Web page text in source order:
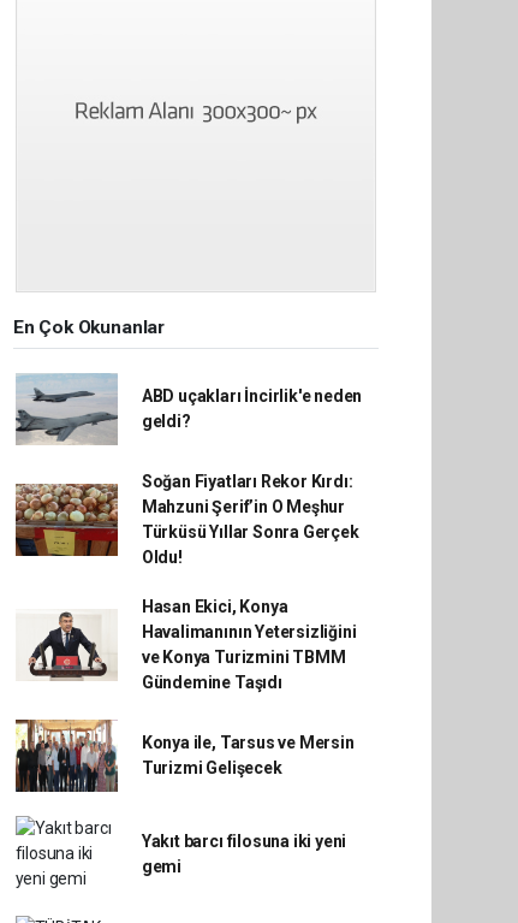
En Çok Okunanlar
ABD uçakları İncirlik'e neden
geldi?
Soğan Fiyatları Rekor Kırdı:
Mahzuni Şerif’in O Meşhur
Türküsü Yıllar Sonra Gerçek
Oldu!
Hasan Ekici, Konya
Havalimanının Yetersizliğini
ve Konya Turizmini TBMM
Gündemine Taşıdı
Konya ile, Tarsus ve Mersin
Turizmi Gelişecek
Yakıt barcı filosuna iki yeni
gemi